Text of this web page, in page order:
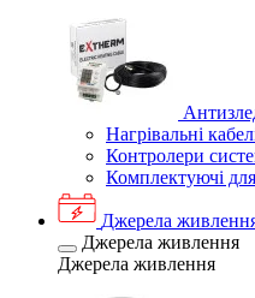
Нагрівальні
Контролери
Комплектуючі
Джерела
Джерела живлення
Джерела живлення